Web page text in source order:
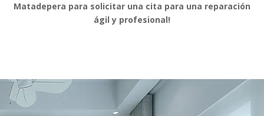
Matadepera para solicitar una cita para una reparación
ágil y profesional!